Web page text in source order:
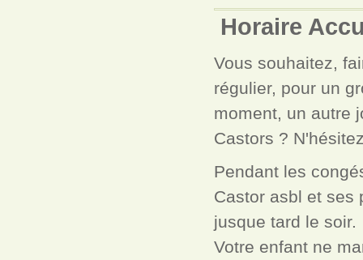
Horaire
Vous souhaitez,
régulier, pour un
moment, un autre
Castors ?
Pendant les
Castor asbl et ses
jusque tard le soir.
Votre enfant ne